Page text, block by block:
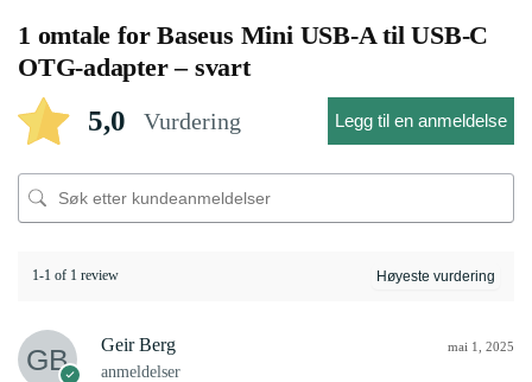
1 omtale forBaseus Mini USB-A til USB-C
OTG-adapter – svart
5,0 Vurdering Legg til en anmeldelse
1-1 of 1 review
Geir Berg
anmeldelser
mai 1, 2025